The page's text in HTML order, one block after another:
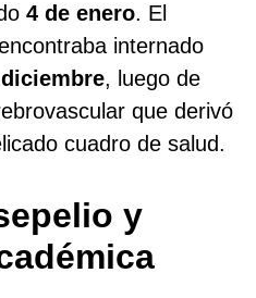
4 de enero. El
internado
, luego de
que derivó
cuadro de salud.
y